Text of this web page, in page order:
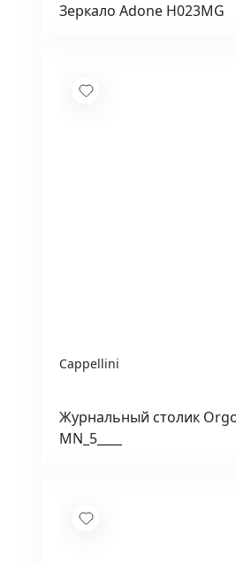
Зеркало Adone H023MG
Cappellini
Журнальный столик
MN_5____